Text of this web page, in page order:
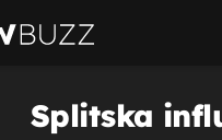
Splitska